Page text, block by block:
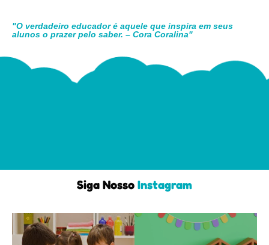
"O verdadeiro educador é aquele que inspira em seus
alunos o prazer pelo saber. – Cora Coralina"
Siga Nosso Instagram